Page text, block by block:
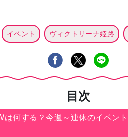
イベント ヴィクトリーナ姫路
目次
は何する？今週～連休のイベン